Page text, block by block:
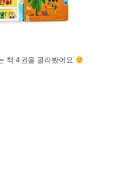
책 4권을 골라봤어요